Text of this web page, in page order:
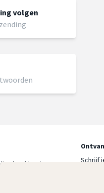
volgen
vloerkleed
tapijt
Schrijf